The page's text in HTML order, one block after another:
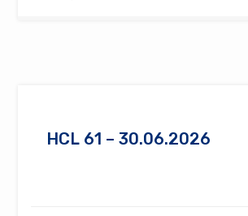
HCL 61 – 30.06.2026